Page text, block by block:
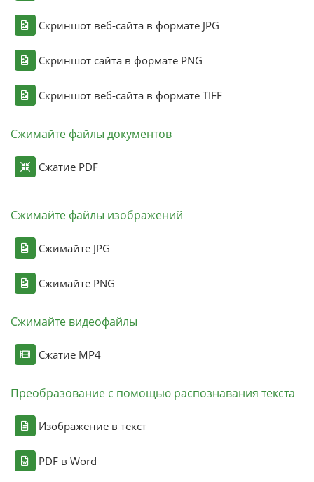
Скриншот веб-сайта в формате JPG
Скриншот сайта в формате PNG
Скриншот веб-сайта в формате TIFF
Сжимайте файлы документов
Сжатие PDF
Сжимайте файлы изображений
Сжимайте JPG
Сжимайте PNG
Сжимайте видеофайлы
Сжатие MP4
Преобразование с помощью распознавания текста
Изображение в текст
PDF в Word